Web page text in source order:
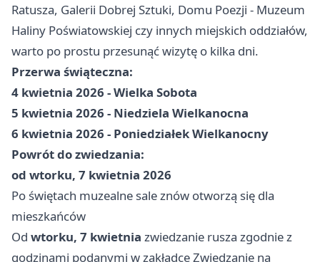
Ratusza, Galerii Dobrej Sztuki, Domu Poezji - Muzeum
Haliny Poświatowskiej czy innych miejskich oddziałów,
warto po prostu przesunąć wizytę o kilka dni.
Przerwa świąteczna:
4 kwietnia 2026 - Wielka Sobota
5 kwietnia 2026 - Niedziela Wielkanocna
6 kwietnia 2026 - Poniedziałek Wielkanocny
Powrót do zwiedzania:
od wtorku, 7 kwietnia 2026
Po świętach muzealne sale znów otworzą się dla
mieszkańców
Od wtorku, 7 kwietnia zwiedzanie rusza zgodnie z
godzinami podanymi w zakładce Zwiedzanie na